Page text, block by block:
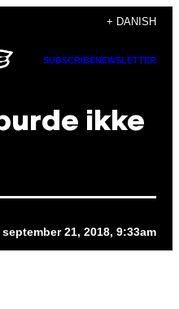
+ DANISH
SUBSCRIBENEWSLETTER
ikke
september 21, 2018, 9:33am